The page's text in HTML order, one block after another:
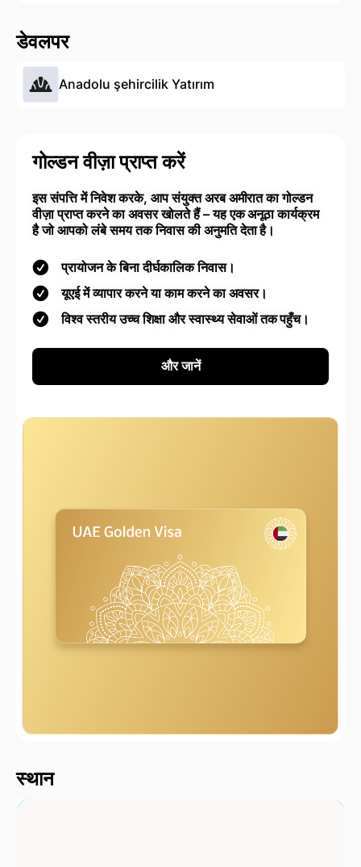
डेवलपर
Anadolu şehircilik Yatırım
गोल्डन वीज़ा प्राप्त करें
इस संपत्ति में निवेश करके, आप संयुक्त अरब अमीरात का गोल्डन
वीज़ा प्राप्त करने का अवसर खोलते हैं – यह एक अनूठा कार्यक्रम
है जो आपको लंबे समय तक निवास की अनुमति देता है।
प्रायोजन के बिना दीर्घकालिक निवास।
यूएई में व्यापार करने या काम करने का अवसर।
विश्व स्तरीय उच्च शिक्षा और स्वास्थ्य सेवाओं तक पहुँच।
और जानें
स्थान